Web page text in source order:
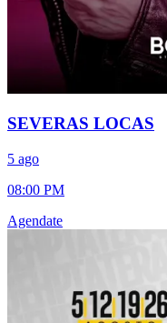
SEVERAS LOCAS
5 ago
08:00 PM
Agendate